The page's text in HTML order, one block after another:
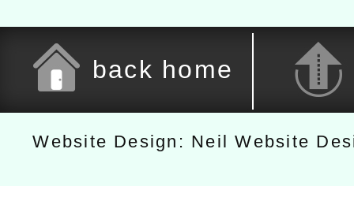
back home
Website Design: Neil Website